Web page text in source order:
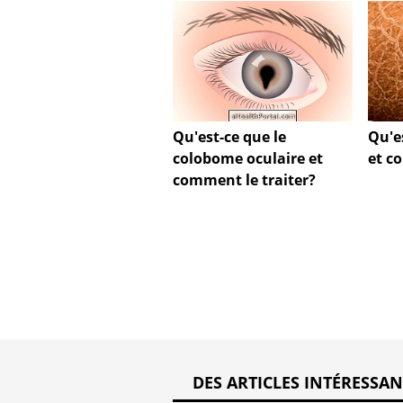
Qu'est-ce que le
colobome oculaire et
comment le traiter?
et
DES ARTICLES